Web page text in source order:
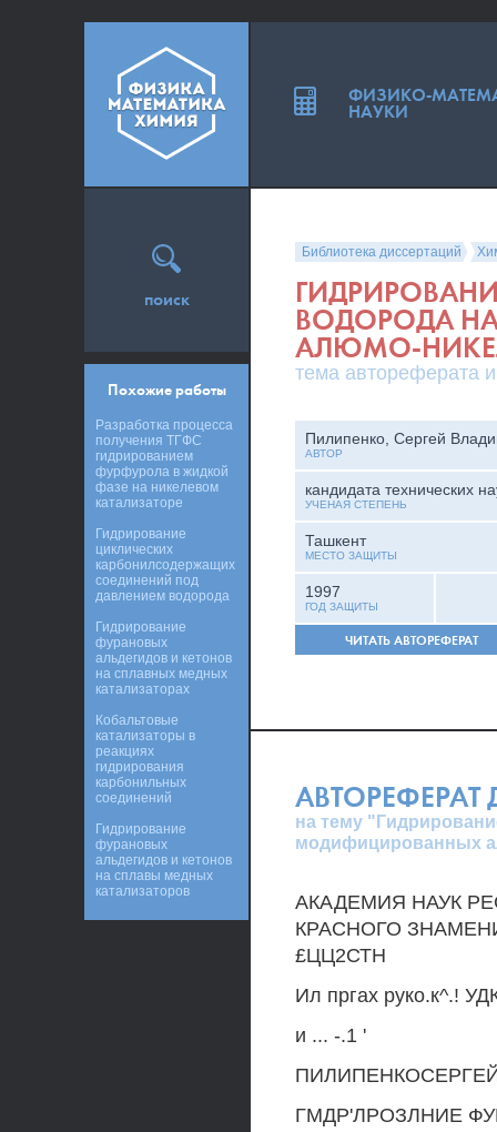
Библиотека диссертаций
ВОДОРОДА
АЛЮМО-
тема автореферата
Пилипенко, Сергей
АВТОР
кандидата технических
УЧЕНАЯ СТЕПЕНЬ
Ташкент
МЕСТО ЗАЩИТЫ
1997
ГОД ЗАЩИТЫ
ЧИТАТЬ АВТОРЕФЕРАТ
АВТОРЕФЕРАТ
на тему
модифицированных
АКАДЕМИЯ НАУК
КРАСНОГО
£ЦЦ2СТН
Ил пргах руко.к^.!
и ... -.1 '
ГМДР'ЛРОЗЛНИЕ
поиск
Похожие работы
Разработка процесса
получения ТГФС
гидрированием
фурфурола в жидкой
фазе на никелевом
катализаторе
Гидрирование
циклических
карбонилсодержащих
соединений под
давлением водорода
Гидрирование
фурановых
альдегидов и кетонов
на сплавных медных
катализаторах
Кобальтовые
катализаторы в
реакциях
гидрирования
карбонильных
соединений
Гидрирование
фурановых
альдегидов и кетонов
на сплавы медных
катализаторов
ФИЗИКО-
НАУКИ